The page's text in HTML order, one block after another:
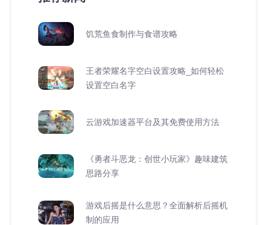
饥荒鱼食制作与食谱攻略
王者荣耀名字空白设置攻略_如何轻松
设置空白名字
云游戏加速器平台及其免费使用方法
《勇者斗恶龙：创世小玩家》趣味建筑
思路分享
游戏后摇是什么意思？全面解析后摇机
制的应用